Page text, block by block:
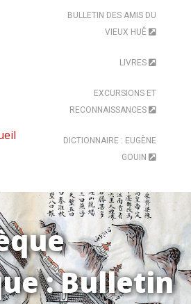
BULLETIN DES AMIS DU
VIEUX HUÊ
LIVRES
EXCURSIONS ET
RECONNAISSANCES
DICTIONNAIRE : EUGÈNE
GOUIN
: Bulletin